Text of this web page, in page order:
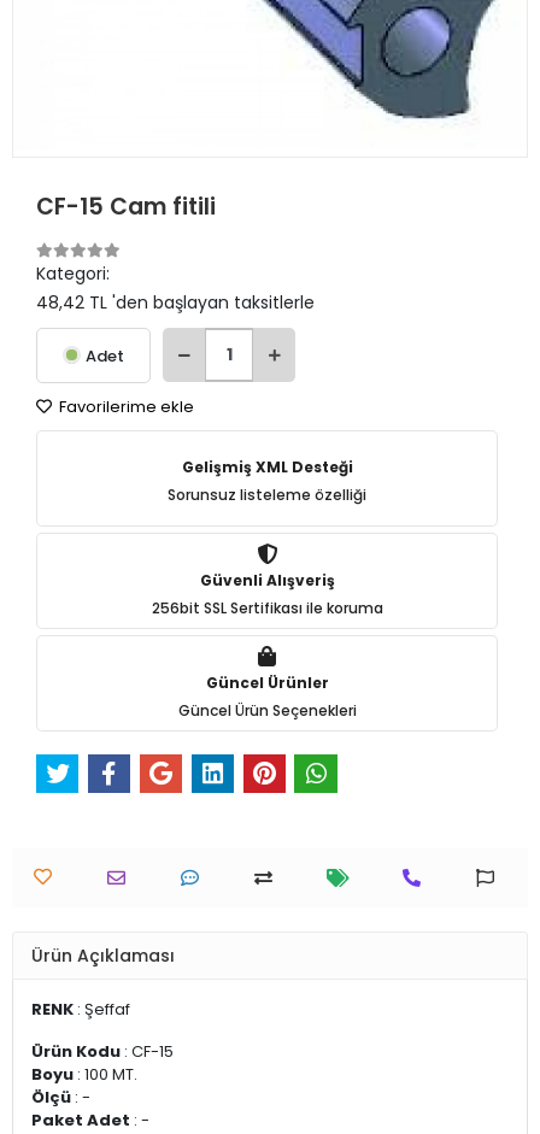
CF-15 Cam fitili
Kategori:
48,42 TL 'den başlayan taksitlerle
Adet
Favorilerime ekle
Gelişmiş XML Desteği
Sorunsuz listeleme özelliği
Güvenli Alışveriş
256bit SSL Sertifikası ile koruma
Güncel Ürünler
Güncel Ürün Seçenekleri
Ürün Açıklaması
RENK : Şeffaf
Ürün Kodu : CF-15
Boyu : 100 MT.
Ölçü : -
Paket Adet : -